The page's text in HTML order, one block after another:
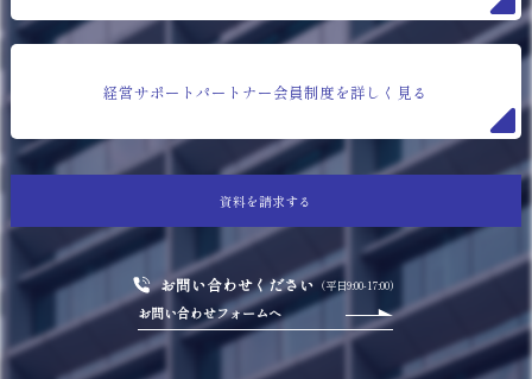
資料を請求する
お問い合わせください （平日9:00-17:00）
お問い合わせフォームへ
経営サポートパートナー会員制度を詳しく見る